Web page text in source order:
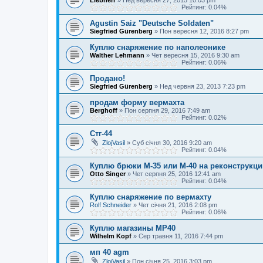
Рейтинг: 0.04%
Agustin Saiz "Deutsche Soldaten"
Siegfried Gürenberg » Пон вересня 12, 2016 8:27 pm
Куплю снаряжение по наполеонике
Walther Lehmann » Чет вересня 15, 2016 9:30 am
Рейтинг: 0.06%
Продано!
Siegfried Gürenberg » Нед червня 23, 2013 7:23 pm
продам форму вермахта
Berghoff » Пон серпня 29, 2016 7:49 am
Рейтинг: 0.02%
Стг-44
ZlojVasil » Суб січня 30, 2016 9:20 am
Рейтинг: 0.04%
Куплю брюки М-35 или М-40 на
Otto Singer» Чет серпня 25, 2016 12:41 am
Рейтинг: 0.04%
Куплю снаряжение по вермахту
Rolf Schneider » Чет січня 21, 2016 2:08 pm
Рейтинг: 0.06%
Куплю магазины МР40
Wilhelm Kopf » Сер травня 11, 2016 7:44 pm
мп 40 agm
ZlojVasil » Пон січня 25, 2016 3:03 pm